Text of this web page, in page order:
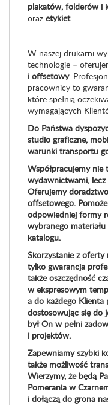
plakatów, folderów i
oraz etykiet.
W naszej drukarni
technologie –
i offsetowy.
pracownicy to
które spełnią
wymagających
Do Państwa
studio graficzne,
warunki transportu
Współpracujemy
wydawnictwami,
Oferujemy
offsetowego.
odpowiedniej formy
wybranego
katalogu.
Skorzystanie z
tylko gwarancja
także oszczędność
w ekspresowym
a do każdego
dostosowując się do
był On w pełni
i projektów.
Zapewniamy szybki
także możliwość
Wierzymy, że będą
Pomerania w
i dołączą do grona